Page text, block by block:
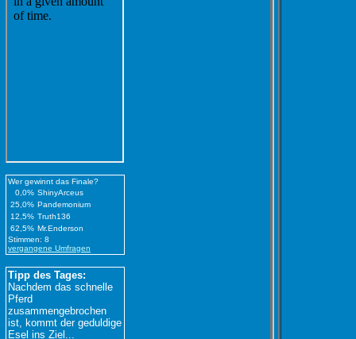
Wer gewinnt das Finale?
0,0% ShinyArceus
25,0% Pandemonium
12,5% Truth136
62,5% Mr.Enderson
Stimmen: 8
vergangene Umfragen
Tipp des Tages:
Nachdem das schnelle
Pferd
zusammengebrochen
ist, kommt der geduldige
Esel ins Ziel...